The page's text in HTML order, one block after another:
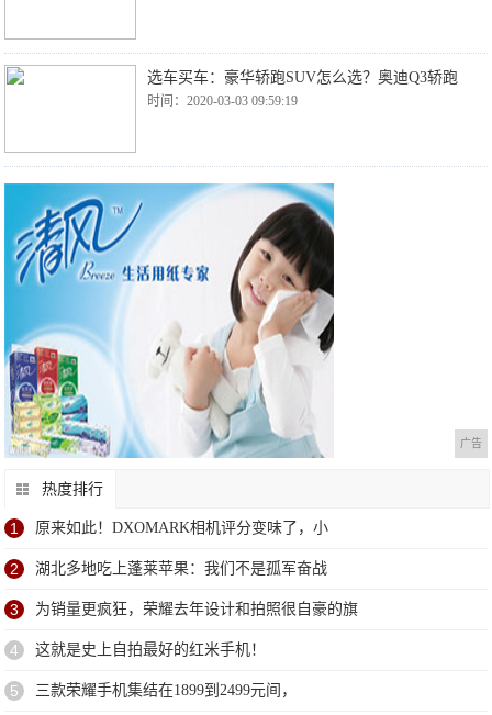
选车买车：豪华轿跑SUV怎么选？奥迪Q3轿跑
时间：2020-03-03 09:59:19
广告
热度排行
1 原来如此！DXOMARK相机评分变味了，小
2 湖北多地吃上蓬莱苹果：我们不是孤军奋战
3 为销量更疯狂，荣耀去年设计和拍照很自豪的旗
4 这就是史上自拍最好的红米手机！
5 三款荣耀手机集结在1899到2499元间，